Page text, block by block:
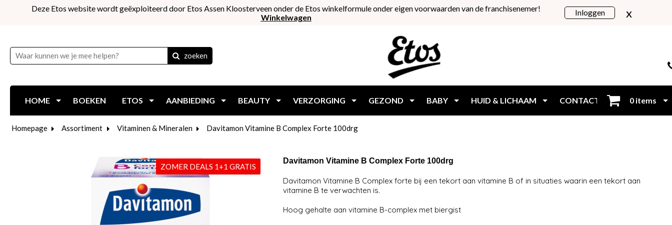
Deze Etos website wordt geëxploiteerd door Etos Assen Kloosterveen onder de Etos winkelformule onder eigen voorwaarden van de franchisenemer!
Winkelwagen
Inloggen x
zoeken
HOME BOEKEN ETOS AANBIEDING BEAUTY VERZORGING GEZOND BABY HUID & LICHAAM CONTACT Inloggen
0 items
Homepage Assortiment Vitaminen & Mineralen Davitamon Vitamine B Complex Forte 100drg
ZOMER DEALS 1+1 GRATIS
Davitamon Vitamine B Complex Forte 100drg
Davitamon Vitamine B Complex forte bij een tekort aan vitamine B of in situaties waarin een tekort aan
vitamine B te verwachten is.
Hoog gehalte aan vitamine B-complex met biergist